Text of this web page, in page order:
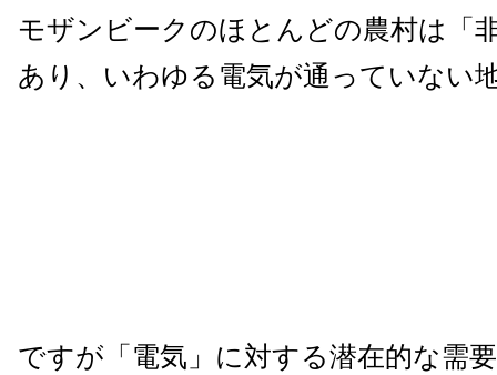
モザンビークのほとんどの農村は「
あり、いわゆる電気が通っていない
ですが「電気」に対する潜在的な需